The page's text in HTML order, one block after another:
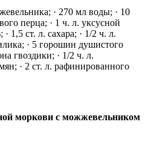
· 270 мл воды; · 10
перца; · 1 ч. л. уксусной
1,5 ст. л. сахара; · 1/2 ч. л.
· 5 горошин душистого
гвоздики; · 1/2 ч. л.
· 2 ст. л. рафинированного
моркови с можжевельником